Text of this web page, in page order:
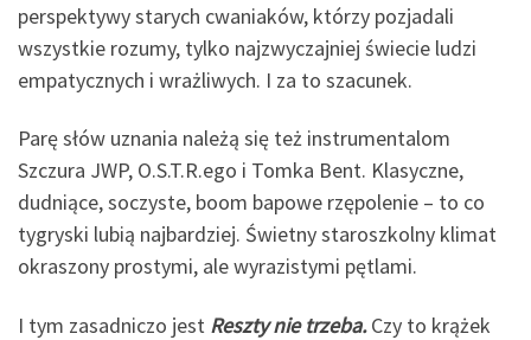
perspektywy starych cwaniaków, którzy pozjadali
wszystkie rozumy, tylko najzwyczajniej świecie ludzi
empatycznych i wrażliwych. I za to szacunek.
Parę słów uznania należą się też instrumentalom
Szczura JWP, O.S.T.R.ego i Tomka Bent. Klasyczne,
dudniące, soczyste, boom bapowe rzępolenie – to co
tygryski lubią najbardziej. Świetny staroszkolny klimat
okraszony prostymi, ale wyrazistymi pętlami.
I tym zasadniczo jest Reszty nie trzeba.Czy to krążek